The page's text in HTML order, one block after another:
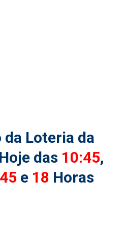
da Loteria da
das 10:45,
e 18 Horas